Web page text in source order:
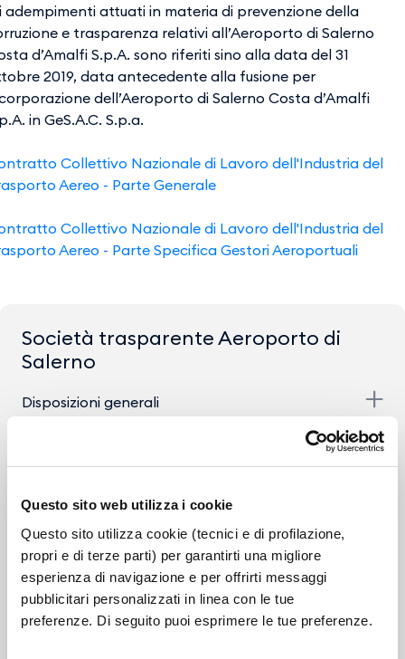
Questo sito web utilizza i cookie
Questo sito utilizza cookie (tecnici e di profilazione,
propri e di terze parti) per garantirti una migliore
esperienza di navigazione e per offrirti messaggi
pubblicitari personalizzati in linea con le tue
preferenze. Di seguito puoi esprimere le tue preferenze.
adempimenti attuati in materia di prevenzione della
e trasparenza relativi all’Aeroporto di Salerno
d’Amalfi S.p.A. sono riferiti sino alla data del 31
2019, data antecedente alla fusione per
dell’Aeroporto di Salerno Costa d’Amalfi
in GeS.A.C. S.p.a.
Collettivo Nazionale di Lavoro dell'Industria del
Aereo - Parte Generale
Collettivo Nazionale di Lavoro dell'Industria del
Aereo - Parte Specifica Gestori Aeroportuali
Società trasparente Aeroporto di
Salerno
Disposizioni generali
Personale
Dirigenti
Dotazione organica